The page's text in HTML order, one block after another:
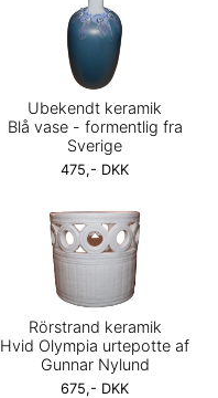
Ubekendt keramik
Blå vase - formentlig fra
Sverige
475,- DKK
Rörstrand keramik
Hvid Olympia urtepotte af
Gunnar Nylund
675,- DKK